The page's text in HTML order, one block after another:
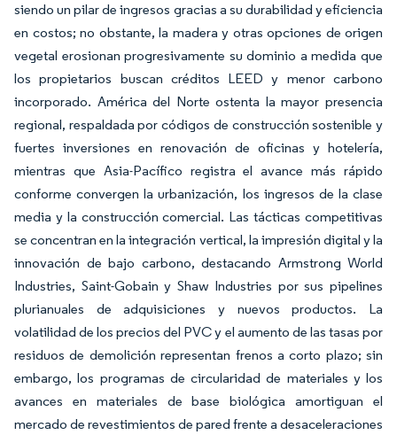
siendo un pilar de ingresos gracias a su durabilidad y eficiencia
en costos; no obstante, la madera y otras opciones de origen
vegetal erosionan progresivamente su dominio a medida que
los propietarios buscan créditos LEED y menor carbono
incorporado. América del Norte ostenta la mayor presencia
regional, respaldada por códigos de construcción sostenible y
fuertes inversiones en renovación de oficinas y hotelería,
mientras que Asia-Pacífico registra el avance más rápido
conforme convergen la urbanización, los ingresos de la clase
media y la construcción comercial. Las tácticas competitivas
se concentran en la integración vertical, la impresión digital y la
innovación de bajo carbono, destacando Armstrong World
Industries, Saint-Gobain y Shaw Industries por sus pipelines
plurianuales de adquisiciones y nuevos productos. La
volatilidad de los precios del PVC y el aumento de las tasas por
residuos de demolición representan frenos a corto plazo; sin
embargo, los programas de circularidad de materiales y los
avances en materiales de base biológica amortiguan el
mercado de revestimientos de pared frente a desaceleraciones